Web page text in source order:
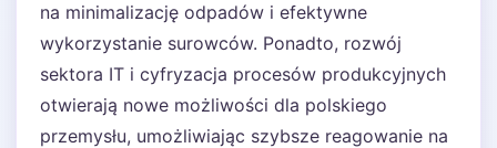
na minimalizację odpadów i efektywne
wykorzystanie surowców. Ponadto, rozwój
sektora IT i cyfryzacja procesów produkcyjnych
otwierają nowe możliwości dla polskiego
przemysłu, umożliwiając szybsze reagowanie na